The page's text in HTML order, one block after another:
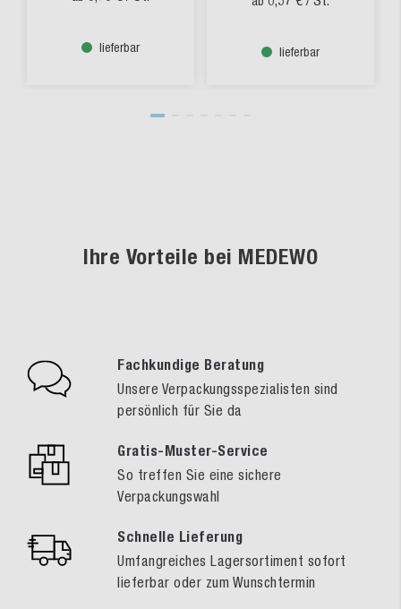
lieferbar lieferbar
Ihre Vorteile bei MEDEWO
Fachkundige Beratung
Unsere Verpackungsspezialisten sind
persönlich für Sie da
Gratis-Muster-Service
So treffen Sie eine sichere
Verpackungswahl
Schnelle Lieferung
Umfangreiches Lagersortiment sofort
lieferbar oder zum Wunschtermin